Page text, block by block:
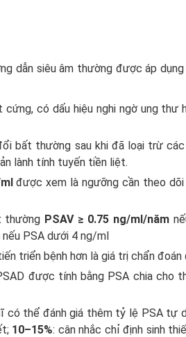
dẫn siêu âm thường được áp
có dấu hiệu nghi ngờ ung thư
bất thường sau khi đã loại trừ các
lành tính tuyến tiền liệt.
được xem là ngưỡng cần theo
thường PSAV ≥ 0.75 ng/ml/năm
nếu PSA dưới 4 ng/ml
triển bệnh hơn là giá trị chẩn đoán
được tính bằng PSA chia cho
có thể đánh giá thêm tỷ lệ PSA tự
10–15%: cân nhắc chỉ định sinh